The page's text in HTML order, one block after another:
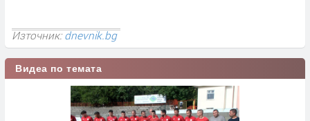
Източник:dnevnik.bg
Видеа по темата